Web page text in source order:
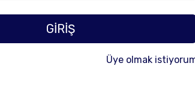
GİRİŞ
Üye olmak